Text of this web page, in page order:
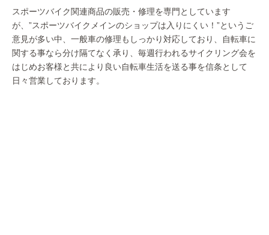
スポーツバイク関連商品の販売・修理を専門としています
が、”スポーツバイクメインのショップは入りにくい！”というご
意見が多い中、一般車の修理もしっかり対応しており、自転車に
関する事なら分け隔てなく承り、毎週行われるサイクリング会を
はじめお客様と共により良い自転車生活を送る事を信条として
日々営業しております。